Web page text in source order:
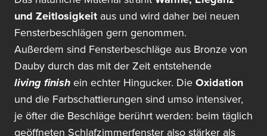
und Zeitlosigkeit aus und wird daher bei neuen
Fensterbeschlägen gern genommen.
Außerdem sind Fensterbeschläge aus Bronze von
Dauby durch das mit der Zeit entstehende
living finish ein echter Hingucker. DieOxidation
und die Farbschattierungen sind umso intensiver,
je öfter die Beschläge berührt werden: beim täglich
geöffneten Schlafzimmerfenster also stärker als